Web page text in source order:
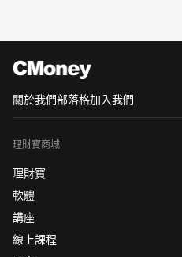
關於我們部落格加入我們
理財寶商城
理財寶
軟體
講座
線上課程